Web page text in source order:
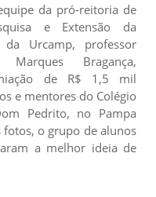
da pró-reitoria de
e Extensão da
Urcamp, professor
Bragança,
de R$ 1,5 mil
e mentores do Colégio
Pedrito, no Pampa
o grupo de alunos
a melhor ideia de